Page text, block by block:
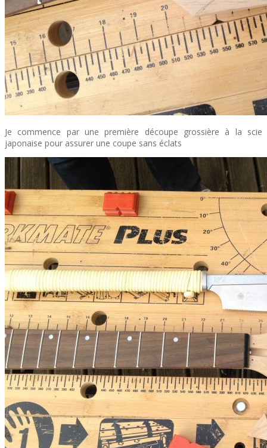
Je commence par une première découpe grossière à la scie
japonaise pour assurer une coupe sans éclats